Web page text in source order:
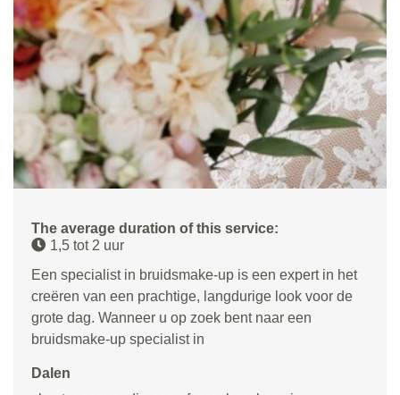
The average duration of this service:
1,5 tot 2 uur
Een specialist in bruidsmake-up is een expert in het
creëren van een prachtige, langdurige look voor de
grote dag. Wanneer u op zoek bent naar een
bruidsmake-up specialist in
Dalen